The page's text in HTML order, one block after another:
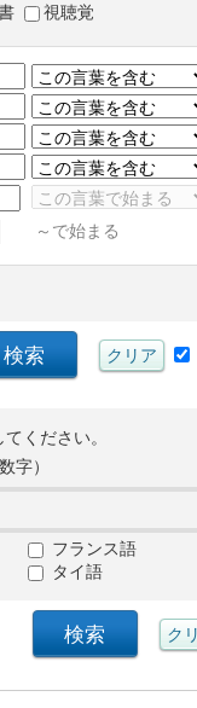
視聴覚
～で始まる
ください。
字）
フランス語
タイ語